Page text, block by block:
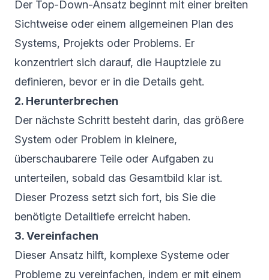
Der Top-Down-Ansatz beginnt mit einer breiten
Sichtweise oder einem allgemeinen Plan des
Systems, Projekts oder Problems. Er
konzentriert sich darauf, die Hauptziele zu
definieren, bevor er in die Details geht.
2. Herunterbrechen
Der nächste Schritt besteht darin, das größere
System oder Problem in kleinere,
überschaubarere Teile oder Aufgaben zu
unterteilen, sobald das Gesamtbild klar ist.
Dieser Prozess setzt sich fort, bis Sie die
benötigte Detailtiefe erreicht haben.
3. Vereinfachen
Dieser Ansatz hilft, komplexe Systeme oder
Probleme zu vereinfachen, indem er mit einem